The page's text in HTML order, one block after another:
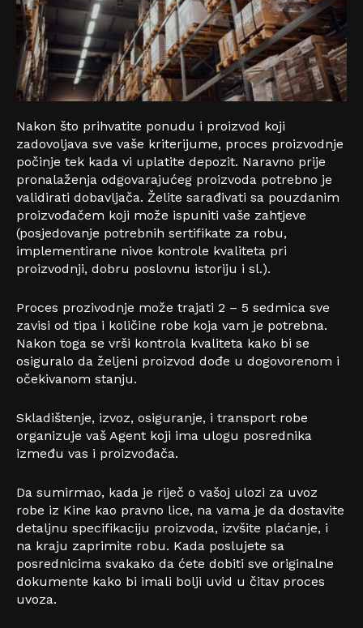
Nakon što prihvatite ponudu i proizvod koji
zadovoljava sve vaše kriterijume, proces proizvodnje
počinje tek kada vi uplatite depozit. Naravno prije
pronalaženja odgovarajućeg proizvoda potrebno je
validirati dobavljača. Želite sarađivati sa pouzdanim
proizvođačem koji može ispuniti vaše zahtjeve
(posjedovanje potrebnih sertifikate za robu,
implementirane nivoe kontrole kvaliteta pri
proizvodnji, dobru poslovnu istoriju i sl.).
Proces prozivodnje može trajati 2 – 5 sedmica sve
zavisi od tipa i količine robe koja vam je potrebna.
Nakon toga se vrši kontrola kvaliteta kako bi se
osiguralo da željeni proizvod dođe u dogovorenom i
očekivanom stanju.
Skladištenje, izvoz, osiguranje, i transport robe
organizuje vaš Agent koji ima ulogu posrednika
između vas i proizvođača.
Da sumirmao, kada je riječ o vašoj ulozi za uvoz
robe iz Kine kao pravno lice, na vama je da dostavite
detaljnu specifikaciju proizvoda, izvšite plaćanje, i
na kraju zaprimite robu. Kada poslujete sa
posrednicima svakako da ćete dobiti sve originalne
dokumente kako bi imali bolji uvid u čitav proces
uvoza.